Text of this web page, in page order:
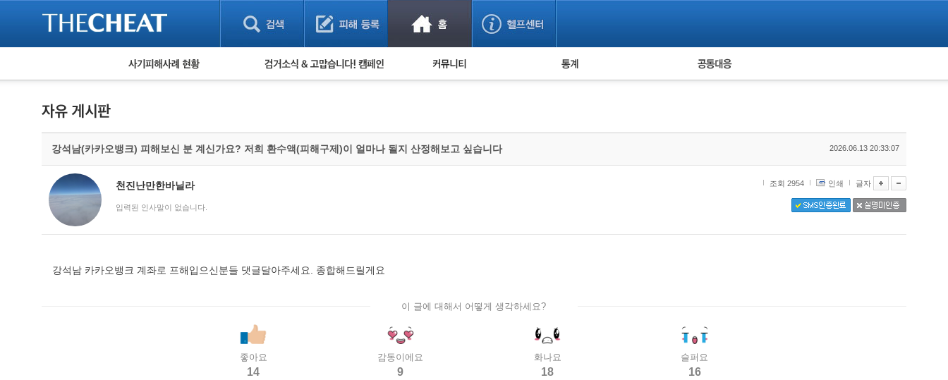
피해사례 현황
보이스피싱 피해사례
유해사이트 목록
비공개 피해사례
검거 소식 사기 예방했어요! 누적 피해사례 통계 피해자 공동대응
강석남(카카오뱅크) 피해보신 분 계신가요? 저희 환수액(피해구제)이 얼마나 될지 산정해보고 싶습니다 2026.06.13 20:33:07
천진난만한바닐라
입력된 인사말이 없습니다.
조회 2954 인쇄 글자
강석남 카카오뱅크 계좌로 프해입으신분들 댓글달아주세요. 종합해드릴게요
이 글에 대해서 어떻게 생각하세요?
좋아요
14
감동이에요
9
화나요
18
슬퍼요
16